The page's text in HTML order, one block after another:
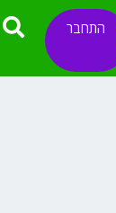
התחבר